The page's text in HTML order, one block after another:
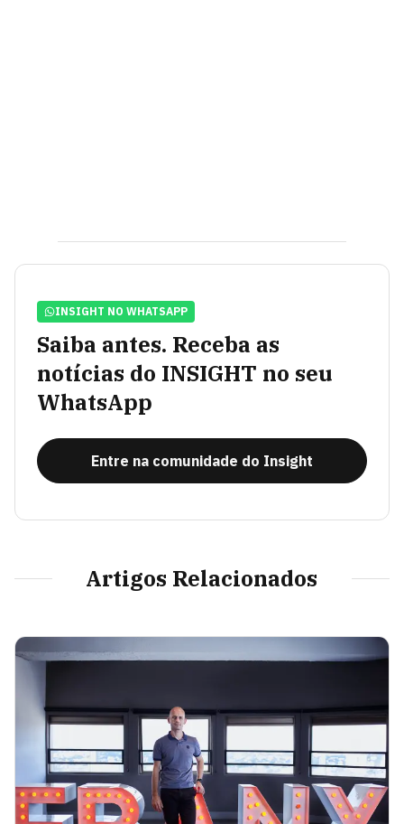
INSIGHT NO WHATSAPP
Saiba antes. Receba as
notícias do INSIGHT no seu
WhatsApp
Entre na comunidade do Insight
Artigos Relacionados